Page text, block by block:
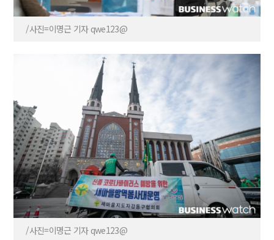
/사진=이명근 기자 qwe123@
/사진=이명근 기자 qwe123@